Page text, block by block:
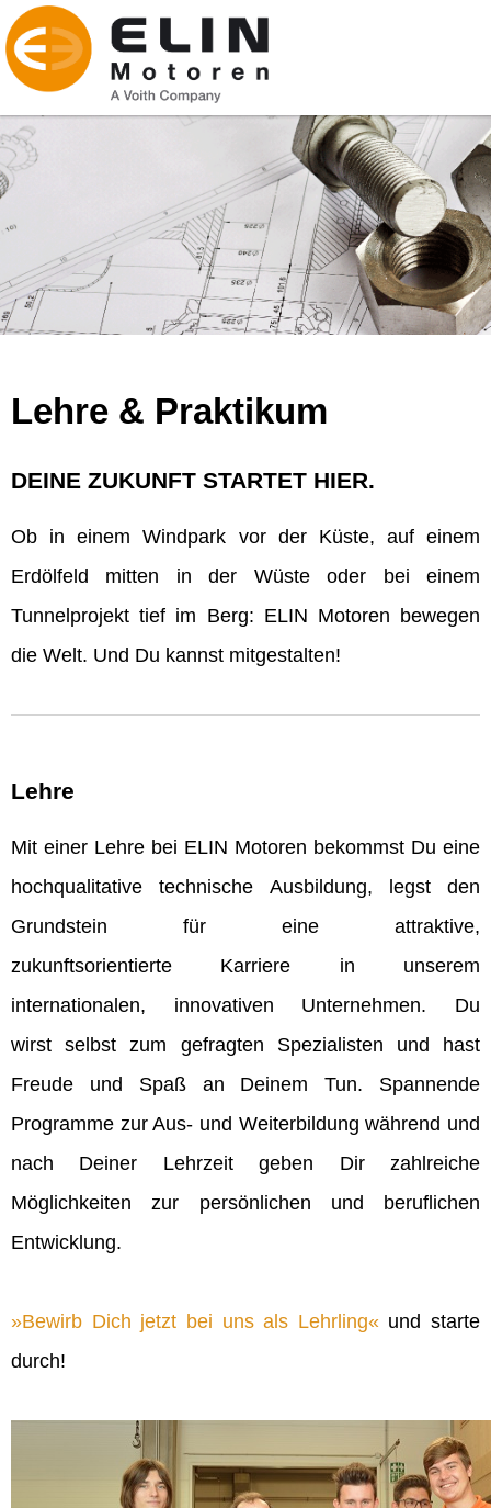
Lehre & Praktikum
DEINE ZUKUNFT STARTET HIER.
Ob in einem Windpark vor der Küste, auf einem
Erdölfeld mitten in der Wüste oder bei einem
Tunnelprojekt tief im Berg: ELIN Motoren bewegen
die Welt. Und Du kannst mitgestalten!
Lehre
Mit einer Lehre bei ELIN Motoren bekommst Du eine
hochqualitative technische Ausbildung, legst den
Grundstein für eine attraktive,
zukunftsorientierte Karriere in unserem
internationalen, innovativen Unternehmen. Du
wirst selbst zum gefragten Spezialisten und hast
Freude und Spaß an Deinem Tun. Spannende
Programme zur Aus- und Weiterbildung während und
nach Deiner Lehrzeit geben Dir zahlreiche
Möglichkeiten zur persönlichen und beruflichen
Entwicklung.
Bewirb Dich jetzt bei uns als Lehrling und starte
durch!